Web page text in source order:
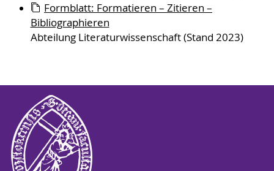
Formblatt: Formatieren – Zitieren –
Bibliographieren
Abteilung Literaturwissenschaft (Stand 2023)